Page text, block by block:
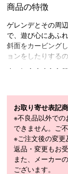
商品の特徴
ゲレンデとその周
で、遊び心にあふ
斜面をカービング
ョンをしたりする
キー、ブラックク
ー、新しいSatoは
でありながら安定
ン・スキーに仕上
愛するスキー。
construction:
eglass, floatation:
oint:-6cm
SPECIFICATION
お取り寄せ表記
※不良品以外で
できません。ご
※ご注文後の変
返品・変更もお
また、メーカー
ございます。